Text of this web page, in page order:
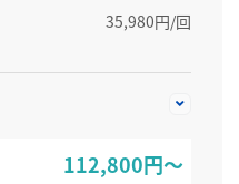
35,980円/回
112,800円～